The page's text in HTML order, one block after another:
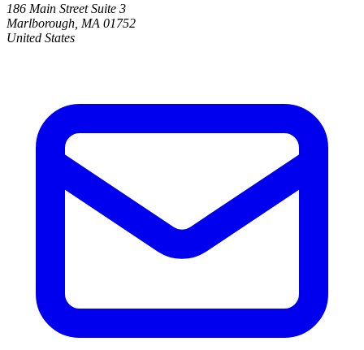
186 Main Street Suite 3
Marlborough, MA 01752
United States